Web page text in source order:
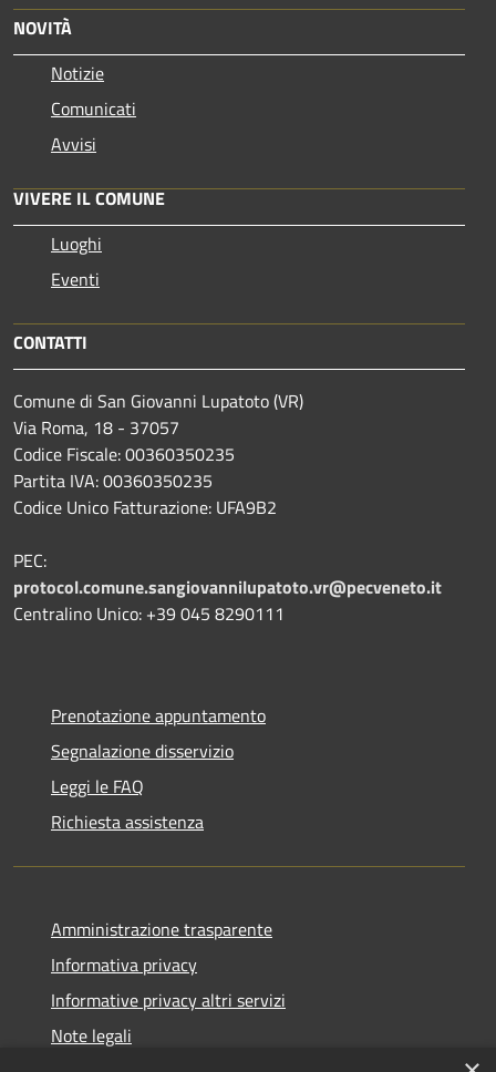
NOVITÀ
Notizie
Comunicati
Avvisi
VIVERE IL COMUNE
Luoghi
Eventi
CONTATTI
Comune di San Giovanni Lupatoto (VR)
Via Roma, 18 - 37057
Codice Fiscale: 00360350235
Partita IVA: 00360350235
Codice Unico Fatturazione: UFA9B2
PEC:
protocol.comune.sangiovannilupatoto.vr@pecveneto.it
Centralino Unico: +39 045 8290111
Prenotazione appuntamento
Segnalazione disservizio
Leggi le FAQ
Richiesta assistenza
Amministrazione trasparente
Informativa privacy
Informative privacy altri servizi
Note legali